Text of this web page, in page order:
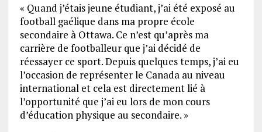
« Quand j’étais jeune étudiant, j’ai été exposé au
football gaélique dans ma propre école
secondaire à Ottawa. Ce n’est qu’après ma
carrière de footballeur que j’ai décidé de
réessayer ce sport. Depuis quelques temps, j’ai eu
l’occasion de représenter le Canada au niveau
international et cela est directement lié à
l’opportunité que j’ai eu lors de mon cours
d’éducation physique au secondaire. »